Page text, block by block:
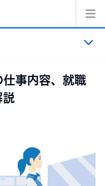
事内容、就職
説